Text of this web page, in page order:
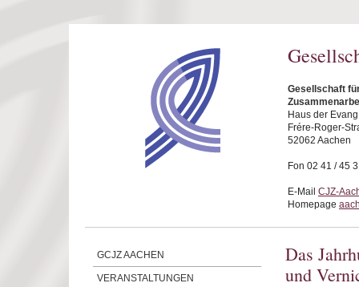
Gesellschaft
Haus der
Frére-Roger-
52062 Aachen
Fon 02 41 / 45
E-Mail CJZ-
Homepage
GCJZ AACHEN
VERANSTALTUNGEN
Das
und